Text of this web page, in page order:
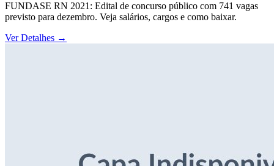
FUNDASE RN 2021: Edital de concurso público com 741 vagas
previsto para dezembro. Veja salários, cargos e como baixar.
Ver Detalhes →